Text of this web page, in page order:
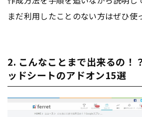
まだ利用したことのない方はぜひ使
2. こんなことまで出来るの！
ッドシートのアドオン15選